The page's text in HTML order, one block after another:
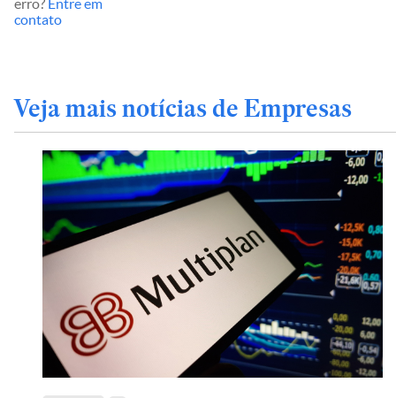
erro? Entre em
contato
Veja mais notícias de Empresas